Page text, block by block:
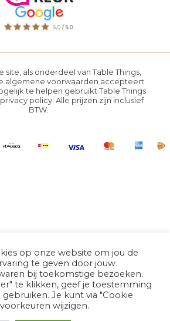
site, als onderdeel van Table Things,
algemene voorwaarden accepteert.
te helpen gebruikt Table Things
privacy policy . Alle prijzen zijn inclusief
BTW.
op onze website om jou de
te geven door jouw
bij toekomstige bezoeken.
te klikken, geef je toestemming
Je kunt via "Cookie
wijzigen.